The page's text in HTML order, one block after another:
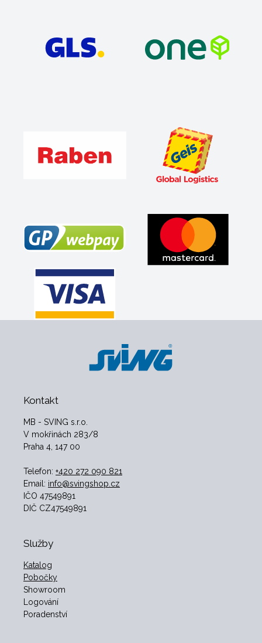
Kontakt
MB - SVING s.r.o.
V mokřinách 283/8
Praha 4, 147 00
Telefon: +420 272 090 821
Email: info@svingshop.cz
IČO 47549891
DIČ CZ47549891
Služby
Katalog
Pobočky
Showroom
Logování
Poradenství